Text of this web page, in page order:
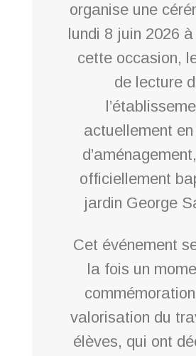
organise une
lundi 8 juin 2026
cette occasion,
de lecture
actuellement
officiellement
jardin George
Cet événement
la fois un
valorisation du
élèves, qui ont